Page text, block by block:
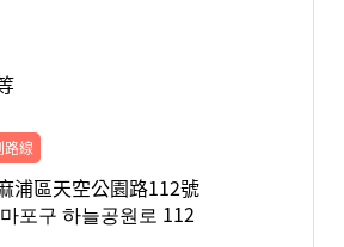
路線
浦區天空公園路112號
포구 하늘공원로 112